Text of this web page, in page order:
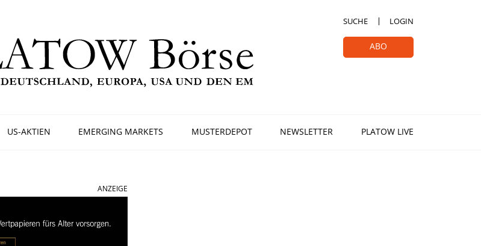
SUCHE LOGIN
ABO
US-AKTIEN EMERGING MARKETS MUSTERDEPOT NEWSLETTER
PLATOW LIVE
ANZEIGE